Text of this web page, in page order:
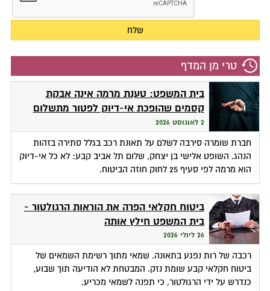
טרי מן המדף
בית המשפט: טענת מרמה אינה אבקת
קסמים שהופכת אי-דיוק לפטור מתשלום
2 לאוגוסט 2026
חברת שומרה סירבה לשלם על תאונת רכב בגלל סתירה בזהות
הנהג. השופט אלישי בן יצחק, שלום תל אביב קבע: לא כל אי-דיוק
הוא מרמה לפי סעיף 25 לחוק חוזה הביטוח.
ביטוח חקלאי הפרה את הוראות הרגולטור -
בית המשפט חילץ אותה
26 ליולי 2026
רכבה של רות נפגע בתאונה. שמאי מתוך רשימת השמאים של
ביטוח חקלאי קבע שומת נזק. המבטחת לא הודיעה תוך שבוע,
כנדרש על ידי הרגולטור, כי תפנה לשמאי מכריע.